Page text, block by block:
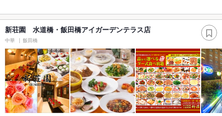
新荘園 水道橋・飯田橋アイガーデンテラス店
中華 飯田橋